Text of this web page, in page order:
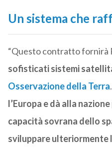
Un sistema che
“Questo contratto fornirà
sofisticati sistemi
Osservazione della Terra
l’Europa e dà alla
capacità sovrana dello
sviluppare ulteriormente